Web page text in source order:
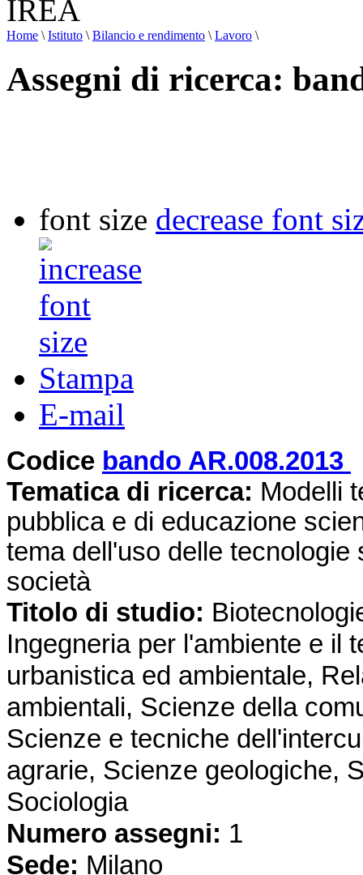
Home \ Istituto \ Bilancio e rendimento \ Lavoro \
Assegni di ricerca:
font size decrease font
Stampa
E-mail
Codice bando AR.008.2013
Tematica di ricerca: Modelli
pubblica e di educazione
tema dell'uso delle
società
Titolo di studio:
Ingegneria per l'ambiente e il
urbanistica ed ambientale,
ambientali, Scienze della
Scienze e tecniche
agrarie, Scienze geologiche,
Sociologia
Numero assegni: 1
Sede: Milano